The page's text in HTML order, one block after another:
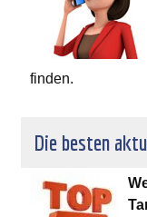
finden.
Die besten